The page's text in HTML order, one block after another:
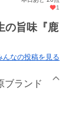
1
の旨味『鹿
んなの投稿を見る
ブランド